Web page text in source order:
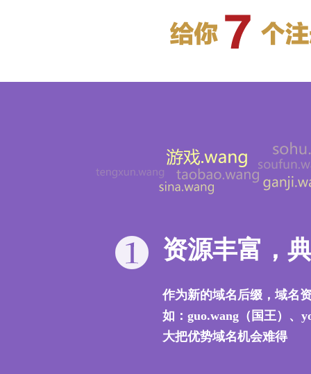
资源丰富，
作为新的域名后缀，域名
如：guo.wang（国王）
大把优势域名机会难得